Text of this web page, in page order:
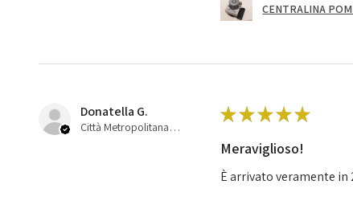
CENTRALINA
Donatella G.
Città Metropolitana di Bologna, 45
★★★★★
Meraviglioso!
È arrivato veramente in